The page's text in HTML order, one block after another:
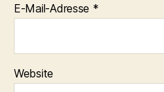
E-Mail-Adresse *
Website